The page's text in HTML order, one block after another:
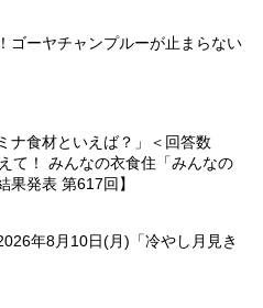
ゴーヤチャンプルーが止まらない
ナ食材といえば？」＜回答数
て！ みんなの衣食住「みんなの
果発表 第617回】
年8月10日(月)「冷やし月見き